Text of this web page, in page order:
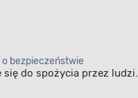
o bezpieczeństwie
się do spożycia przez ludzi.